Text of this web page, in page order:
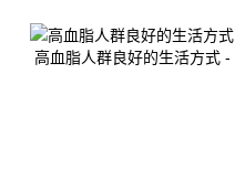
高血脂人群良好的生活方式